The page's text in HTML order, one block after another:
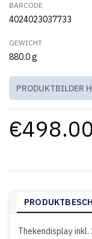
BARCODE
4024023037733
GEWICHT
880.0 g
PRODUKTBILDER
€498.00
Thekendisplay inkl.